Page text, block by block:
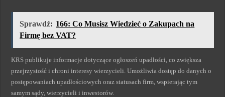
Sprawdź: 166: Co Musisz Wiedzieć o Zakupach na
Firmę bez VAT?
KRS publikuje informacje dotyczące ogłoszeń upadłości, co zwiększa
przejrzystość i chroni interesy wierzycieli. Umożliwia dostęp do danych o
postępowaniach upadłościowych oraz statusach firm, wspierając tym
samym sądy, wierzycieli i inwestorów.